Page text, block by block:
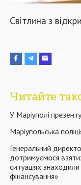
Світлина з
Читайте
У Маріуполі
Маріупольська
Генеральний
дотримуємося
ситуаціях
фінансування»